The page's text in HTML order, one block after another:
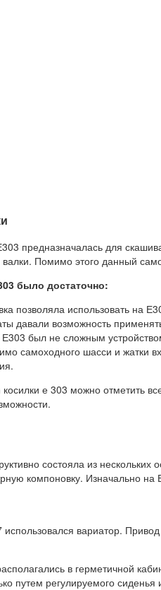
предназначалась для
Помимо этого данный
было достаточно:
позволяла использовать на
давали возможность
был не сложным
самоходного шасси и жатки
е 303 можно отметить
состояла из
компоновку. Изначально на
использовался вариатор.
в герметичной
путем регулируемого